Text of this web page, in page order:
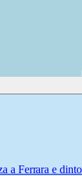
a Ferrara e